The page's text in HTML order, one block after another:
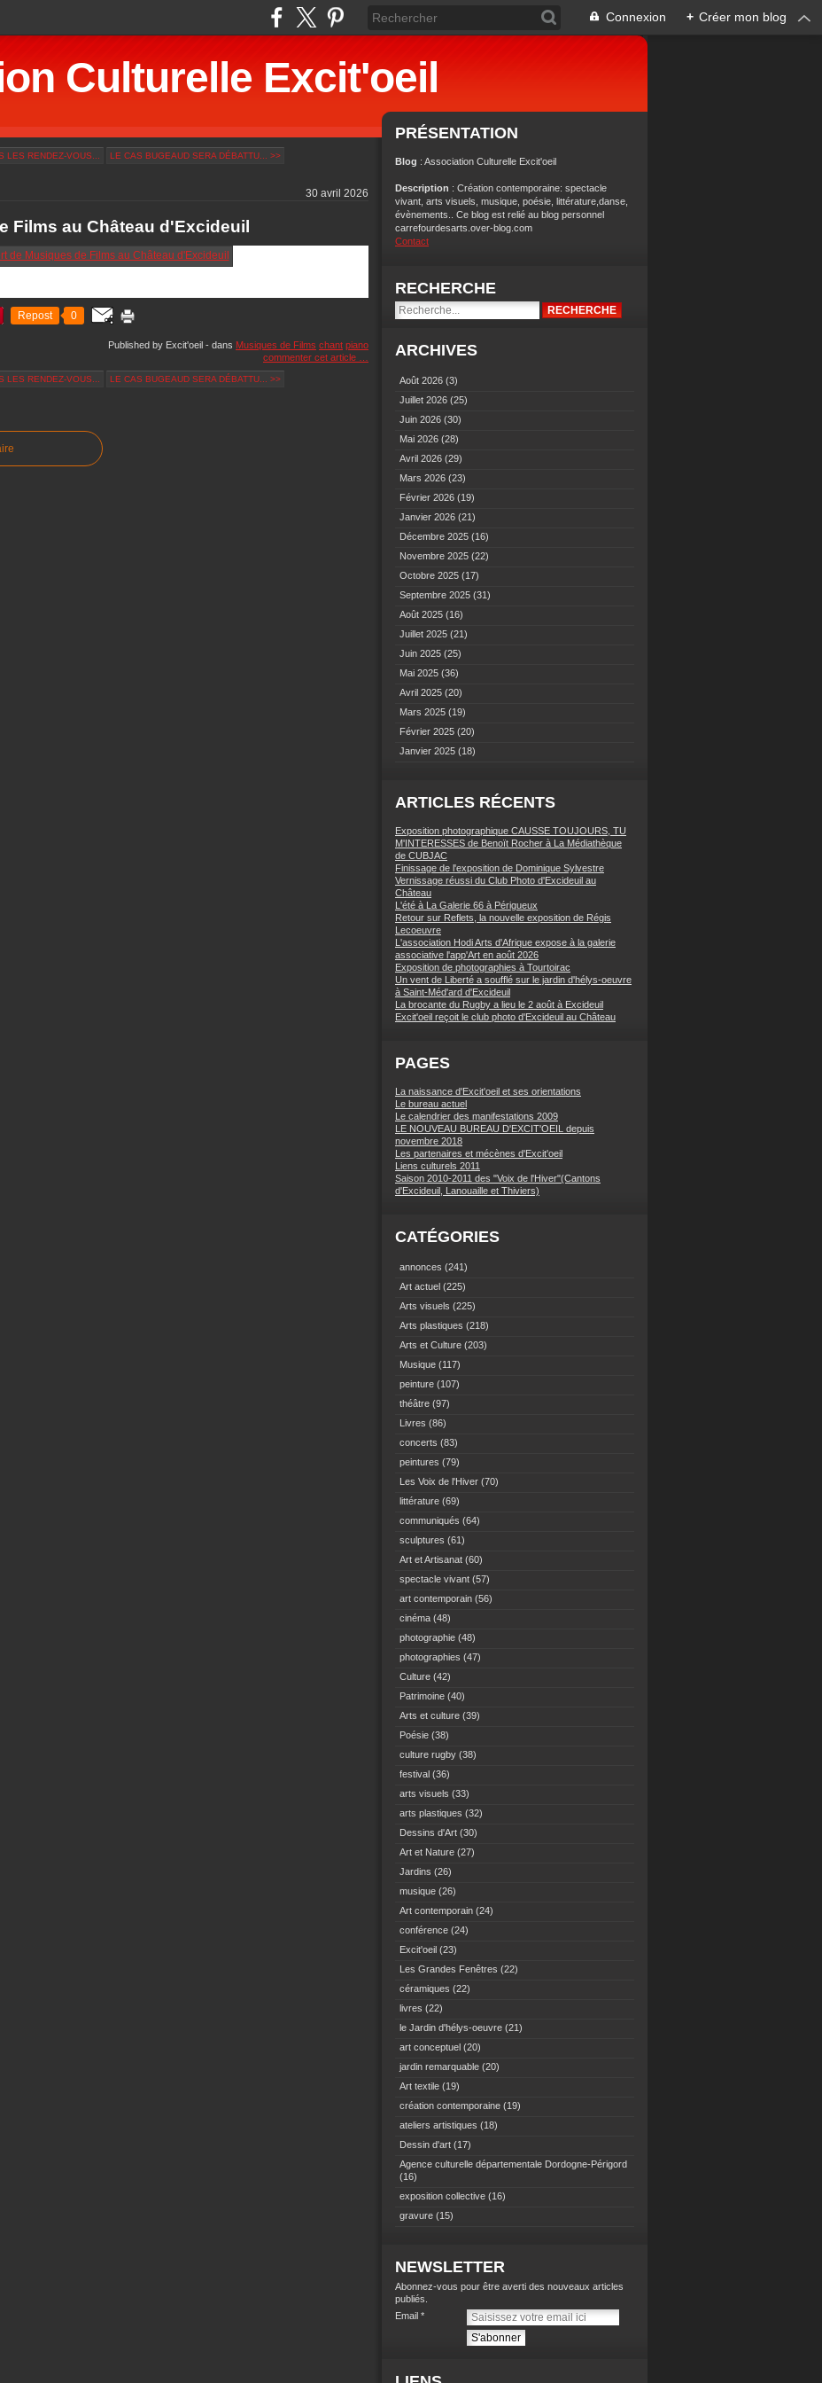
Connexion + Créer mon blog
Culturelle Excit'oeil
LES RENDEZ-VOUS... LE CAS BUGEAUD SERA DÉBATTU... >>
30 avril 2026
Films au Château d'Excideuil
Repost 0
Published by Excit'oeil - dans Musiques de Films chant piano
commenter cet article
LES RENDEZ-VOUS... LE CAS BUGEAUD SERA DÉBATTU... >>
PRÉSENTATION
Blog : Association Culturelle Excit'oeil
Description : Création contemporaine: spectacle
vivant, arts visuels, musique, poésie, littérature,danse,
évènements.. Ce blog est relié au blog personnel
carrefourdesarts.over-blog.com
Contact
RECHERCHE
ARCHIVES
Août 2026 (3)
Juillet 2026 (25)
Juin 2026 (30)
Mai 2026 (28)
Avril 2026 (29)
Mars 2026 (23)
Février 2026 (19)
Janvier 2026 (21)
Décembre 2025 (16)
Novembre 2025 (22)
Octobre 2025 (17)
Septembre 2025 (31)
Août 2025 (16)
Juillet 2025 (21)
Juin 2025 (25)
Mai 2025 (36)
Avril 2025 (20)
Mars 2025 (19)
Février 2025 (20)
Janvier 2025 (18)
ARTICLES RÉCENTS
Exposition photographique CAUSSE TOUJOURS, TU
M'INTERESSES de Benoït Rocher à La Médiathèque
de CUBJAC
Finissage de l'exposition de Dominique Sylvestre
Vernissage réussi du Club Photo d'Excideuil au
Château
L'été à La Galerie 66 à Périgueux
Retour sur Reflets, la nouvelle exposition de Régis
Lecoeuvre
L'association Hodi Arts d'Afrique expose à la galerie
associative l'app'Art en août 2026
Exposition de photographies à Tourtoirac
Un vent de Liberté a soufflé sur le jardin d'hélys-oeuvre
à Saint-Méd'ard d'Excideuil
La brocante du Rugby a lieu le 2 août à Excideuil
Excit'oeil reçoit le club photo d'Excideuil au Château
PAGES
La naissance d'Excit'oeil et ses orientations
Le bureau actuel
Le calendrier des manifestations 2009
LE NOUVEAU BUREAU D'EXCIT'OEIL depuis
novembre 2018
Les partenaires et mécènes d'Excit'oeil
Liens culturels 2011
Saison 2010-2011 des "Voix de l'Hiver"(Cantons
d'Excideuil, Lanouaille et Thiviers)
CATÉGORIES
annonces (241)
Art actuel (225)
Arts visuels (225)
Arts plastiques (218)
Arts et Culture (203)
Musique (117)
peinture (107)
théâtre (97)
Livres (86)
concerts (83)
peintures (79)
Les Voix de l'Hiver (70)
littérature (69)
communiqués (64)
sculptures (61)
Art et Artisanat (60)
spectacle vivant (57)
art contemporain (56)
cinéma (48)
photographie (48)
photographies (47)
Culture (42)
Patrimoine (40)
Arts et culture (39)
Poésie (38)
culture rugby (38)
festival (36)
arts visuels (33)
arts plastiques (32)
Dessins d'Art (30)
Art et Nature (27)
Jardins (26)
musique (26)
Art contemporain (24)
conférence (24)
Excit'oeil (23)
Les Grandes Fenêtres (22)
céramiques (22)
livres (22)
le Jardin d'hélys-oeuvre (21)
art conceptuel (20)
jardin remarquable (20)
Art textile (19)
création contemporaine (19)
ateliers artistiques (18)
Dessin d'art (17)
Agence culturelle départementale Dordogne-Périgord
(16)
exposition collective (16)
gravure (15)
NEWSLETTER
Abonnez-vous pour être averti des nouveaux articles
publiés.
Email